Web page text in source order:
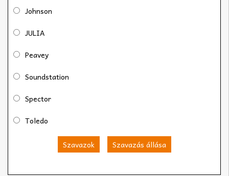
Johnson
JULIA
Peavey
Soundstation
Spector
Toledo
Szavazok Szavazás állása